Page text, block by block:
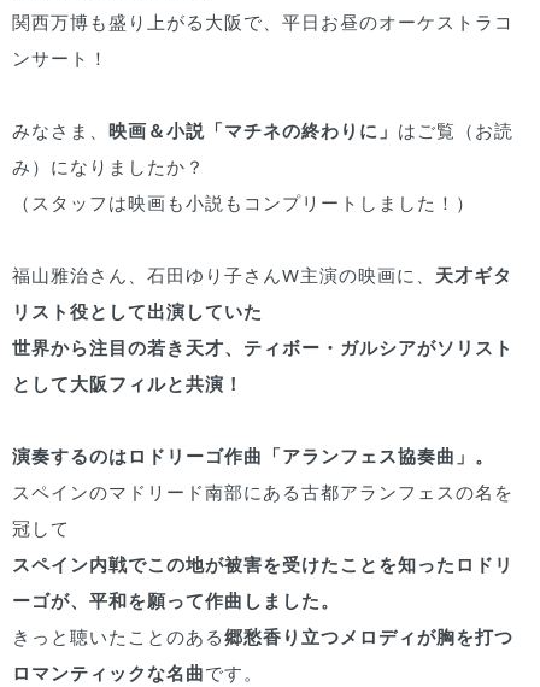
関西万博も盛り上がる大阪で、平日お昼のオーケストラコ
ンサート！
みなさま、 映画＆小説「マチネの終わりに」 はご覧（お読
み）になりましたか？
（スタッフは映画も小説もコンプリートしました！）
福山雅治さん、石田ゆり子さんW主演の映画に、 天才ギタ
リスト役として出演していた
世界から注目の若き天才、ティボー・ガルシアがソリスト
として大阪フィルと共演！
演奏するのはロドリーゴ作曲「アランフェス協奏曲」。
スペインのマドリード南部にある古都アランフェスの名を
冠して
スペイン内戦でこの地が被害を受けたことを知ったロドリ
ーゴが、平和を願って作曲しました。
きっと聴いたことのある郷愁香り立つメロディが胸を打つ
ロマンティックな名曲です。